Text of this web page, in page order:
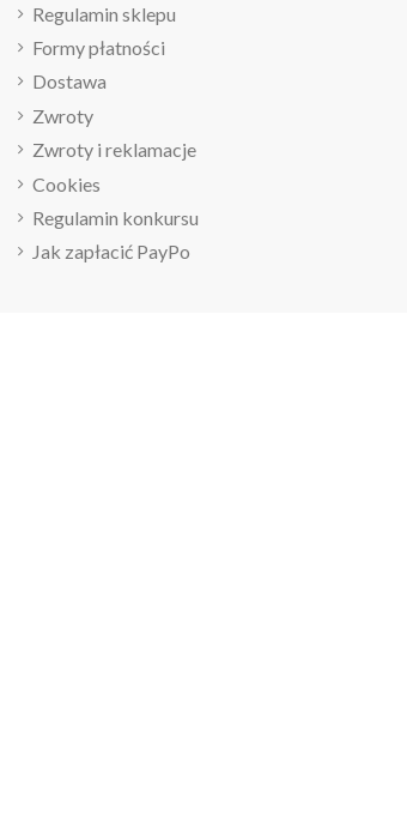
Regulamin sklepu
Formy płatności
Dostawa
Zwroty
Zwroty i reklamacje
Cookies
Regulamin konkursu
Jak zapłacić PayPo